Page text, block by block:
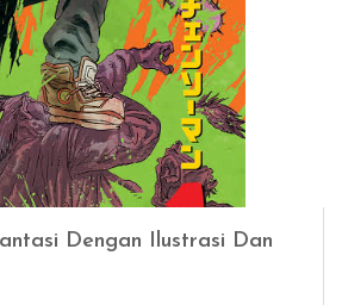
Dengan Ilustrasi Dan